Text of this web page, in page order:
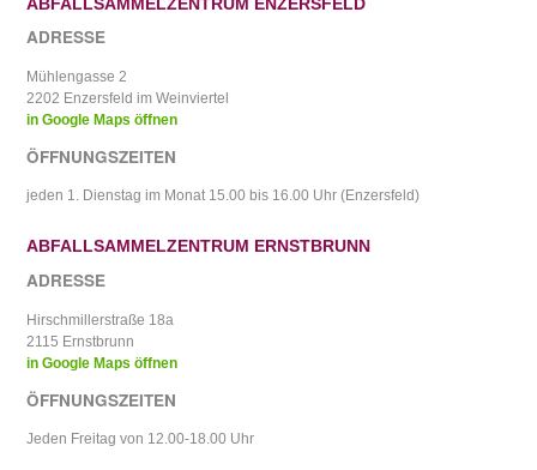
ADRESSE
Mühlengasse 2
2202 Enzersfeld im Weinviertel
in Google Maps öffnen
ÖFFNUNGSZEITEN
jeden 1. Dienstag im Monat 15.00 bis 16.00 Uhr (Enzersfeld)
ABFALLSAMMELZENTRUM ERNSTBRUNN
ADRESSE
Hirschmillerstraße 18a
2115 Ernstbrunn
in Google Maps öffnen
ÖFFNUNGSZEITEN
Jeden Freitag von 12.00-18.00 Uhr